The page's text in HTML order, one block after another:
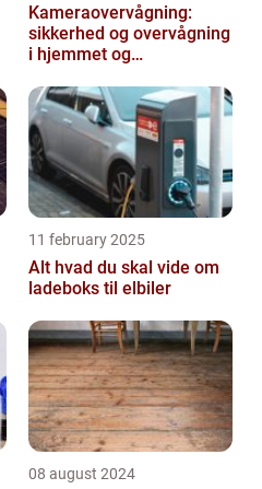
Kameraovervågning:
sikkerhed og overvågning
i hjemmet og
11 february 2025
Alt hvad du skal vide om
ladeboks til elbiler
08 august 2024